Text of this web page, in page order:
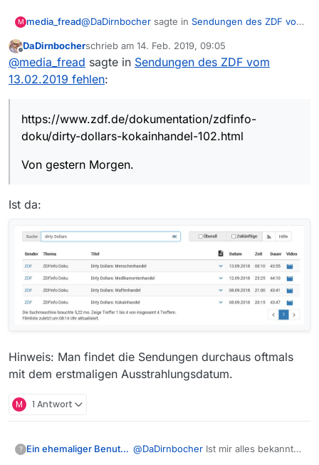
M media_fread@DaDirnbocher sagte in Sendungen des ZDF vom
Nun, die Ausstrahlung war gestern um 20:15
“kann durchaus a bisserl dauern, bis
würde ich das noch nicht eindeutig als
Fehler sehen.
https://www.zdf.de/dokumentation/zdfinfo-
Von gestern Morgen.
Offline
DaDirnbocherschrieb am 14. Feb. 2019, 09:05
zuletzt editiert von
@media_fread sagte in Sendungen des ZDF vom
13.02.2019 fehlen:
https://www.zdf.de/dokumentation/zdfinfo-
doku/dirty-dollars-kokainhandel-102.html
Von gestern Morgen.
Ist da:
Hinweis: Man findet die Sendungen durchaus oftmals
mit dem erstmaligen Ausstrahlungsdatum.
M 1 Antwort
? Ein ehemaliger Benutzer @DaDirnbocher Ist mir alles bekannt